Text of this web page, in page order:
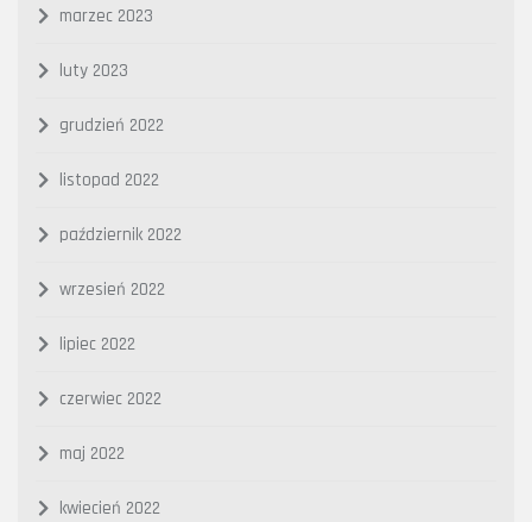
marzec 2023
luty 2023
grudzień 2022
listopad 2022
październik 2022
wrzesień 2022
lipiec 2022
czerwiec 2022
maj 2022
kwiecień 2022